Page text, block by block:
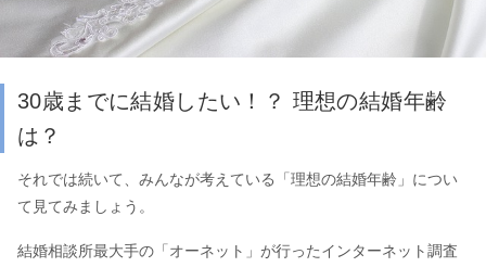
30歳までに結婚したい！？ 理想の結婚年齢
は？
それでは続いて、みんなが考えている「理想の結婚年齢」につい
て見てみましょう。
結婚相談所最大手の「オーネット」が行ったインターネット調査